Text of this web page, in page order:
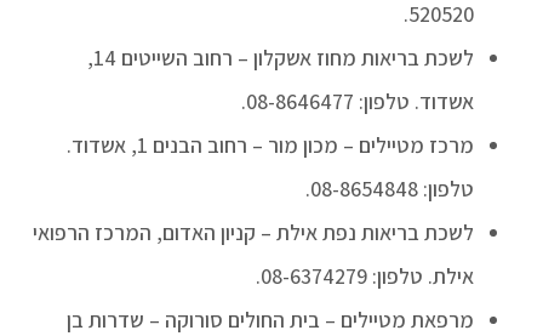
520520.
לשכת בריאות מחוז אשקלון – רחוב השייטים 14,
אשדוד. טלפון: 08-8646477.
מרכז מטיילים – מכון מור – רחוב הבנים 1, אשדוד.
טלפון: 08-8654848.
לשכת בריאות נפת אילת – קניון האדום, המרכז הרפואי
אילת. טלפון: 08-6374279.
מרפאת מטיילים – בית החולים סורוקה – שדרות בן